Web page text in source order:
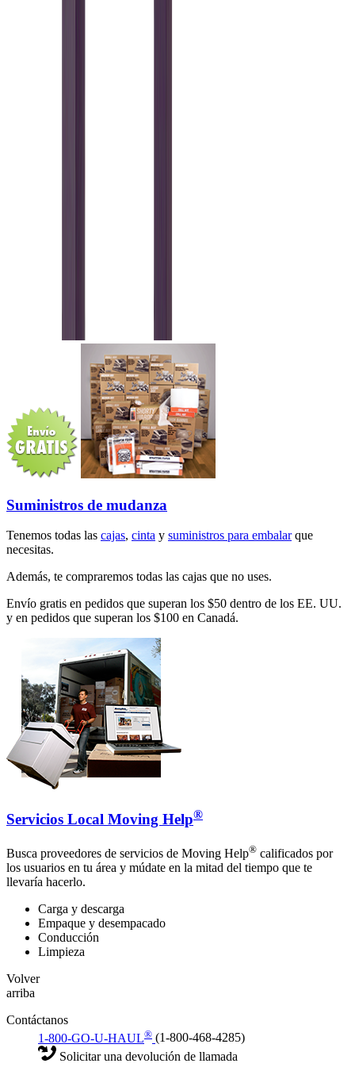
Suministros de mudanza
Tenemos todas las cajas, cinta y suministros para embalarque
necesitas.
Además, te compraremos todas las cajas que no uses.
Envío gratis en pedidos que superan los $50 dentro de los EE. UU.
y en pedidos que superan los $100 en Canadá.
Servicios Local Moving Help®
Busca proveedores de servicios de Moving Help® calificados por
los usuarios en tu área y múdate en la mitad del tiempo que te
llevaría hacerlo.
Carga y descarga
Empaque y desempacado
Conducción
Limpieza
Volver
arriba
Contáctanos
1-800-GO-U-HAUL® (1-800-468-4285)
Solicitar una devolución de llamada